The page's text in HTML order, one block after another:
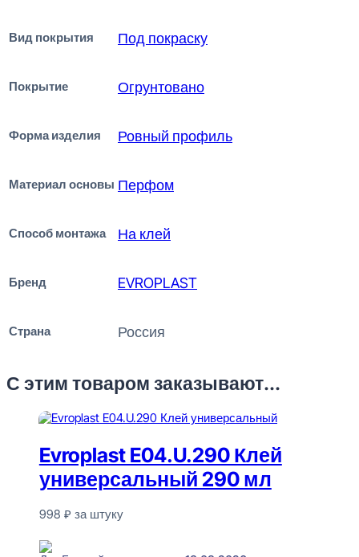
Вид покрытия Под покраску
Покрытие Огрунтовано
Форма изделия Ровный профиль
Материал основы Перфом
Способ монтажа На клей
Бренд EVROPLAST
Страна Россия
С этим товаром заказывают...
Evroplast E04.U.290 Клей
универсальный 290 мл
998 ₽ за штуку